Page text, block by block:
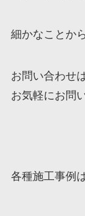
細かなことか
お問い合わせ
お気軽にお問
各種施工事例